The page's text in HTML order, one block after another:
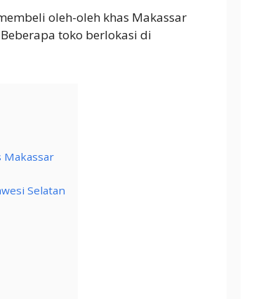
oleh-oleh khas Makassar
toko berlokasi di
Makassar
Selatan